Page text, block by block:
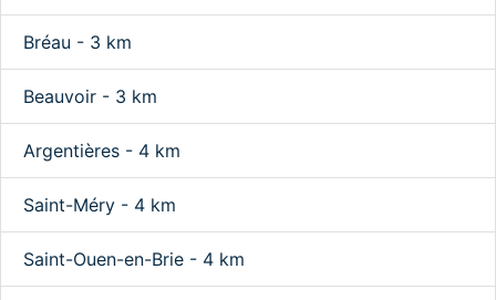
Bréau - 3 km
Beauvoir - 3 km
Argentières - 4 km
Saint-Méry - 4 km
Saint-Ouen-en-Brie - 4 km